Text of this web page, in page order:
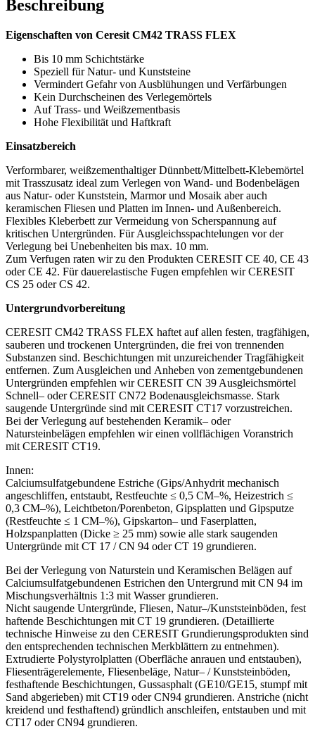
Beschreibung
Eigenschaften von Ceresit CM42 TRASS FLEX
Bis 10 mm Schichtstärke
Speziell für Natur- und Kunststeine
Vermindert Gefahr von Ausblühungen und Verfärbungen
Kein Durchscheinen des Verlegemörtels
Auf Trass- und Weißzementbasis
Hohe Flexibilität und Haftkraft
Einsatzbereich
Verformbarer, weißzementhaltiger Dünnbett/Mittelbett-Klebemörtel
mit Trasszusatz ideal zum Verlegen von Wand- und Bodenbelägen
aus Natur- oder Kunststein, Marmor und Mosaik aber auch
keramischen Fliesen und Platten im Innen- und Außenbereich.
Flexibles Kleberbett zur Vermeidung von Scherspannung auf
kritischen Untergründen. Für Ausgleichsspachtelungen vor der
Verlegung bei Unebenheiten bis max. 10 mm.
Zum Verfugen raten wir zu den Produkten CERESIT CE 40, CE 43
oder CE 42. Für dauerelastische Fugen empfehlen wir CERESIT
CS 25 oder CS 42.
Untergrundvorbereitung
CERESIT CM42 TRASS FLEX haftet auf allen festen, tragfähigen,
sauberen und trockenen Untergründen, die frei von trennenden
Substanzen sind. Beschichtungen mit unzureichender Tragfähigkeit
entfernen. Zum Ausgleichen und Anheben von zementgebundenen
Untergründen empfehlen wir CERESIT CN 39 Ausgleichsmörtel
Schnell– oder CERESIT CN72 Bodenausgleichsmasse. Stark
saugende Untergründe sind mit CERESIT CT17 vorzustreichen.
Bei der Verlegung auf bestehenden Keramik– oder
Natursteinbelägen empfehlen wir einen vollflächigen Voranstrich
mit CERESIT CT19.
Innen:
Calciumsulfatgebundene Estriche (Gips/Anhydrit mechanisch
angeschliffen, entstaubt, Restfeuchte ≤ 0,5 CM–%, Heizestrich ≤
0,3 CM–%), Leichtbeton/Porenbeton, Gipsplatten und Gipsputze
(Restfeuchte ≤ 1 CM–%), Gipskarton– und Faserplatten,
Holzspanplatten (Dicke ≥ 25 mm) sowie alle stark saugenden
Untergründe mit CT 17 / CN 94 oder CT 19 grundieren.
Bei der Verlegung von Naturstein und Keramischen Belägen auf
Calciumsulfatgebundenen Estrichen den Untergrund mit CN 94 im
Mischungsverhältnis 1:3 mit Wasser grundieren.
Nicht saugende Untergründe, Fliesen, Natur–/Kunststeinböden, fest
haftende Beschichtungen mit CT 19 grundieren. (Detaillierte
technische Hinweise zu den CERESIT Grundierungsprodukten sind
den entsprechenden technischen Merkblättern zu entnehmen).
Extrudierte Polystyrolplatten (Oberfläche anrauen und entstauben),
Fliesenträgerelemente, Fliesenbeläge, Natur– / Kunststeinböden,
festhaftende Beschichtungen, Gussasphalt (GE10/GE15, stumpf mit
Sand abgerieben) mit CT19 oder CN94 grundieren. Anstriche (nicht
kreidend und festhaftend) gründlich anschleifen, entstauben und mit
CT17 oder CN94 grundieren.